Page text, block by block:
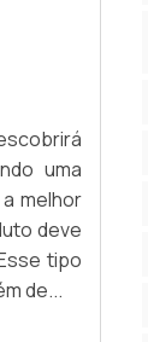
uma
melhor
deve
tipo
de...